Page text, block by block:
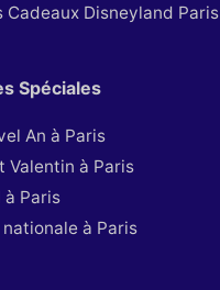
Cadeaux Disneyland Paris
Spéciales
An à Paris
Valentin à Paris
à Paris
nationale à Paris